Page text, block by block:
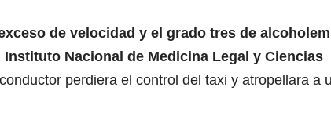
de velocidad y el grado tres de
Nacional de Medicina Legal y Ciencias
perdiera el control del taxi y atropellara a